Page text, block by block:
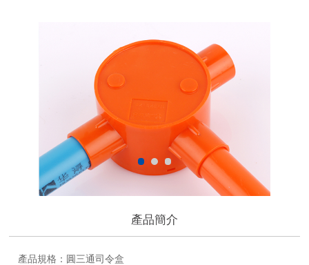
產品簡介
產品規格：圓三通司令盒